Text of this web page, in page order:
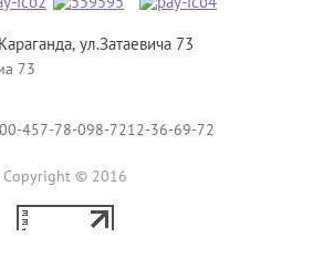
ул.Затаевича 73
73
457-78-098-7212-36-69-72
Copyright © 2016